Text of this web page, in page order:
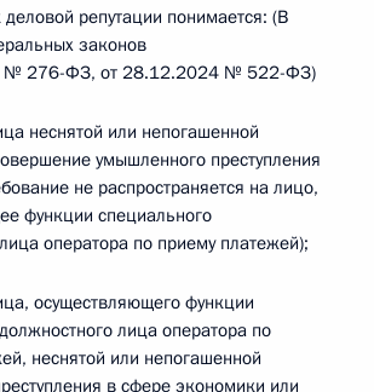
репутации понимается: (В
законов
№ 276-ФЗ, от 28.12.2024 № 522-ФЗ)
неснятой или непогашенной
умышленного преступления
не распространяется на лицо,
функции специального
оператора по приему платежей);
осуществляющего функции
лица оператора по
неснятой или непогашенной
в сфере экономики или